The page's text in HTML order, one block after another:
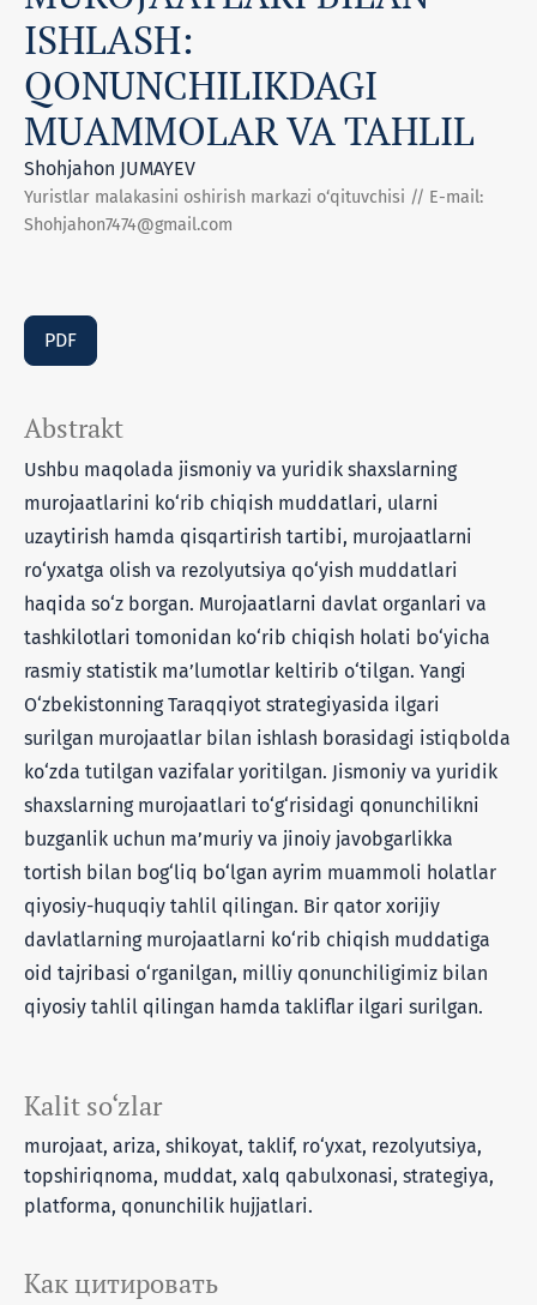
ISHLASH:
QONUNCHILIKDAGI
MUAMMOLAR VA TAHLIL
Shohjahon JUMAYEV
Yuristlar malakasini oshirish markazi o‘qituvchisi // E-mail:
Shohjahon7474@gmail.com
PDF
Kalit so‘zlar
murojaat, ariza, shikoyat, taklif, ro‘yxat, rezolyutsiya,
topshiriqnoma, muddat, xalq qabulxonasi, strategiya,
platforma, qonunchilik hujjatlari.
Как цитировать
Abstrakt
Ushbu maqolada jismoniy va yuridik shaxslarning
murojaatlarini ko‘rib chiqish muddatlari, ularni
uzaytirish hamda qisqartirish tartibi, murojaatlarni
ro‘yxatga olish va rezolyutsiya qo‘yish muddatlari
haqida so‘z borgan. Murojaatlarni davlat organlari va
tashkilotlari tomonidan ko‘rib chiqish holati bo‘yicha
rasmiy statistik ma’lumotlar keltirib o‘tilgan. Yangi
O‘zbekistonning Taraqqiyot strategiyasida ilgari
surilgan murojaatlar bilan ishlash borasidagi istiqbolda
ko‘zda tutilgan vazifalar yoritilgan. Jismoniy va yuridik
shaxslarning murojaatlari to‘g‘risidagi qonunchilikni
buzganlik uchun ma’muriy va jinoiy javobgarlikka
tortish bilan bog‘liq bo‘lgan ayrim muammoli holatlar
qiyosiy-huquqiy tahlil qilingan. Bir qator xorijiy
davlatlarning murojaatlarni ko‘rib chiqish muddatiga
oid tajribasi o‘rganilgan, milliy qonunchiligimiz bilan
qiyosiy tahlil qilingan hamda takliflar ilgari surilgan.